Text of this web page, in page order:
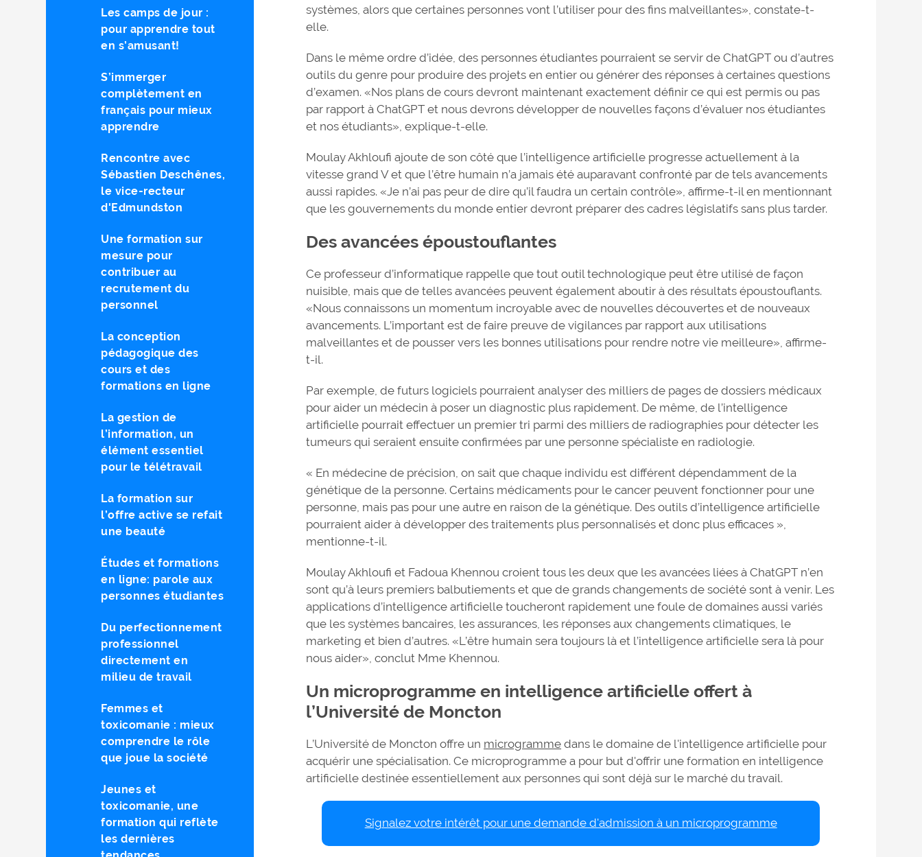
Les camps de jour :
pour apprendre tout
en s’amusant!
S’immerger
complètement en
français pour mieux
apprendre
Rencontre avec
Sébastien Deschênes,
le vice-recteur
d'Edmundston
Une formation sur
mesure pour
contribuer au
recrutement du
personnel
La conception
pédagogique des
cours et des
formations en ligne
La gestion de
l’information, un
élément essentiel
pour le télétravail
La formation sur
l’offre active se refait
une beauté
Études et formations
en ligne: parole aux
personnes étudiantes
Du perfectionnement
professionnel
directement en
milieu de travail
Femmes et
toxicomanie : mieux
comprendre le rôle
que joue la société
Jeunes et
toxicomanie, une
formation qui reflète
les dernières
systèmes, alors que certaines personnes vont l’utiliser pour des fins malveillantes», constate-t-
elle.
Dans le même ordre d’idée, des personnes étudiantes pourraient se servir de ChatGPT ou d’autres
outils du genre pour produire des projets en entier ou générer des réponses à certaines questions
d’examen. «Nos plans de cours devront maintenant exactement définir ce qui est permis ou pas
par rapport à ChatGPT et nous devrons développer de nouvelles façons d’évaluer nos étudiantes
et nos étudiants», explique-t-elle.
Moulay Akhloufi ajoute de son côté que l’intelligence artificielle progresse actuellement à la
vitesse grand V et que l’être humain n’a jamais été auparavant confronté par de tels avancements
aussi rapides. «Je n’ai pas peur de dire qu’il faudra un certain contrôle», affirme-t-il en mentionnant
que les gouvernements du monde entier devront préparer des cadres législatifs sans plus tarder.
Des avancées époustouflantes
Ce professeur d’informatique rappelle que tout outil technologique peut être utilisé de façon
nuisible, mais que de telles avancées peuvent également aboutir à des résultats époustouflants.
«Nous connaissons un momentum incroyable avec de nouvelles découvertes et de nouveaux
avancements. L’important est de faire preuve de vigilances par rapport aux utilisations
malveillantes et de pousser vers les bonnes utilisations pour rendre notre vie meilleure», affirme-
t-il.
Par exemple, de futurs logiciels pourraient analyser des milliers de pages de dossiers médicaux
pour aider un médecin à poser un diagnostic plus rapidement. De même, de l’intelligence
artificielle pourrait effectuer un premier tri parmi des milliers de radiographies pour détecter les
tumeurs qui seraient ensuite confirmées par une personne spécialiste en radiologie.
« En médecine de précision, on sait que chaque individu est différent dépendamment de la
génétique de la personne. Certains médicaments pour le cancer peuvent fonctionner pour une
personne, mais pas pour une autre en raison de la génétique. Des outils d’intelligence artificielle
pourraient aider à développer des traitements plus personnalisés et donc plus efficaces »,
mentionne-t-il.
Moulay Akhloufi et Fadoua Khennou croient tous les deux que les avancées liées à ChatGPT n’en
sont qu’à leurs premiers balbutiements et que de grands changements de société sont à venir. Les
applications d’intelligence artificielle toucheront rapidement une foule de domaines aussi variés
que les systèmes bancaires, les assurances, les réponses aux changements climatiques, le
marketing et bien d’autres. «L’être humain sera toujours là et l’intelligence artificielle sera là pour
nous aider», conclut Mme Khennou.
Un microprogramme en intelligence artificielle offert à
l’Université de Moncton
L’Université de Moncton offre un microgramme dans le domaine de l'intelligence artificielle pour
acquérir une spécialisation. Ce microprogramme a pour but d'offrir une formation en intelligence
artificielle destinée essentiellement aux personnes qui sont déjà sur le marché du travail.
Signalez votre intérêt pour une demande d'admission à un microprogramme